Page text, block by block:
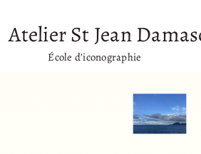
Atelier St Jean
École d’iconographie